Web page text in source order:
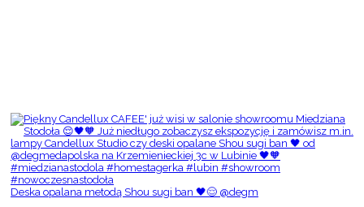
Deska opalana metodą Shou sugi ban 🖤😌 @degm